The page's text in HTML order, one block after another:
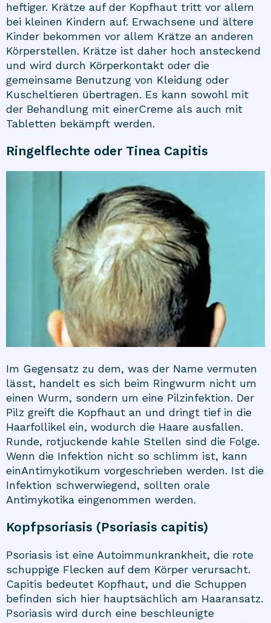
heftiger. Krätze auf der Kopfhaut tritt vor allem
bei kleinen Kindern auf. Erwachsene und ältere
Kinder bekommen vor allem Krätze an anderen
Körperstellen. Krätze ist daher hoch ansteckend
und wird durch Körperkontakt oder die
gemeinsame Benutzung von Kleidung oder
Kuscheltieren übertragen. Es kann sowohl mit
der Behandlung mit einerCreme als auch mit
Tabletten bekämpft werden.
Ringelflechte oder Tinea Capitis
Im Gegensatz zu dem, was der Name vermuten
lässt, handelt es sich beim Ringwurm nicht um
einen Wurm, sondern um eine Pilzinfektion. Der
Pilz greift die Kopfhaut an und dringt tief in die
Haarfollikel ein, wodurch die Haare ausfallen.
Runde, rotjuckende kahle Stellen sind die Folge.
Wenn die Infektion nicht so schlimm ist, kann
einAntimykotikum vorgeschrieben werden. Ist die
Infektion schwerwiegend, sollten orale
Antimykotika eingenommen werden.
Kopfpsoriasis (Psoriasis capitis)
Psoriasis ist eine Autoimmunkrankheit, die rote
schuppige Flecken auf dem Körper verursacht.
Capitis bedeutet Kopfhaut, und die Schuppen
befinden sich hier hauptsächlich am Haaransatz.
Psoriasis wird durch eine beschleunigte